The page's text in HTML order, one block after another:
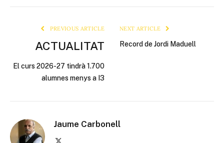
PREVIOUS ARTICLE
ACTUALITAT
El curs 2026-27 tindrà 1.700
alumnes menys a I3
NEXT ARTICLE
Record de Jordi Maduell
Jaume Carbonell